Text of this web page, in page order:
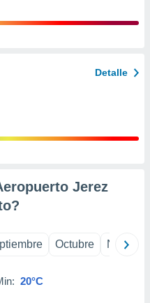
Detalle
Jerez
?
Octubre
20°C